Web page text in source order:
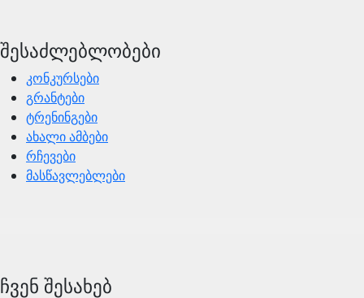
შესაძლებლობები
კონკურსები
გრანტები
ტრენინგები
ახალი ამბები
რჩევები
მასწავლებლები
ჩვენ შესახებ